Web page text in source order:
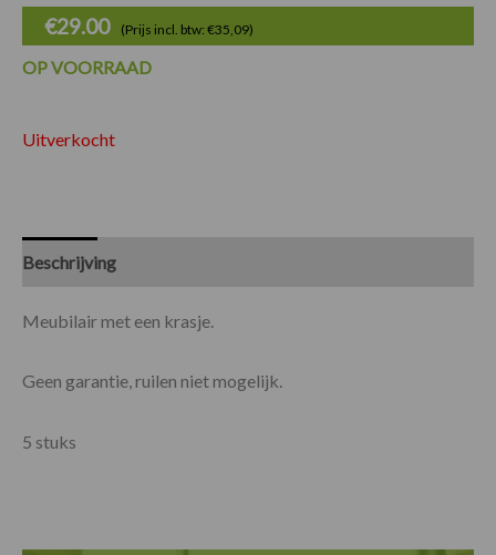
€29.00 (Prijs incl. btw: €35,09)
OP VOORRAAD
Uitverkocht
Beschrijving
Meubilair met een krasje.
Geen garantie, ruilen niet mogelijk.
5 stuks